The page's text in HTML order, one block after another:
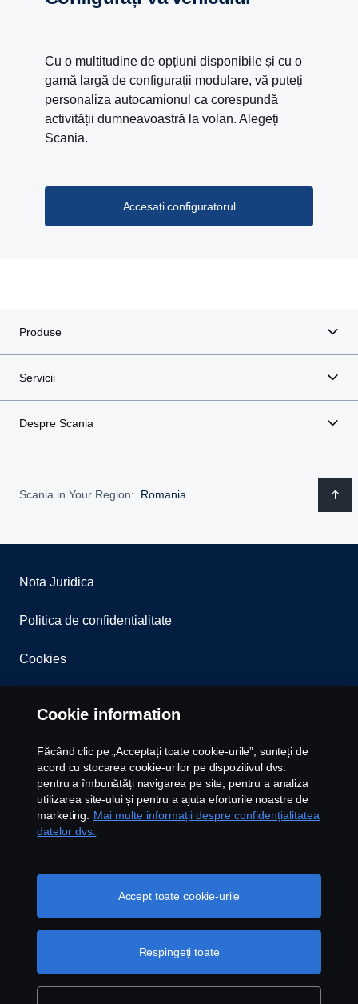
Cu o multitudine de opțiuni disponibile și cu o
gamă largă de configurații modulare, vă puteți
personaliza autocamionul ca corespundă
activității dumneavoastră la volan. Alegeți
Scania.
Accesați configuratorul
Produse
Servicii
Despre Scania
Scania in Your Region: Romania
Nota Juridica
Politica de confidentialitate
Cookies
Newsletter
Setari Cookie
© Copyright Scania 2026 All rights reserved. Scania
Cookie information
Făcând clic pe „Acceptați toate cookie-urile”, sunteți de
acord cu stocarea cookie-urilor pe dispozitivul dvs.
pentru a îmbunătăți navigarea pe site, pentru a analiza
utilizarea site-ului și pentru a ajuta eforturile noastre de
marketing.
Mai multe informații despre confidențialitatea
datelor dvs.
Respingeți toate
Accept toate cookie-urile